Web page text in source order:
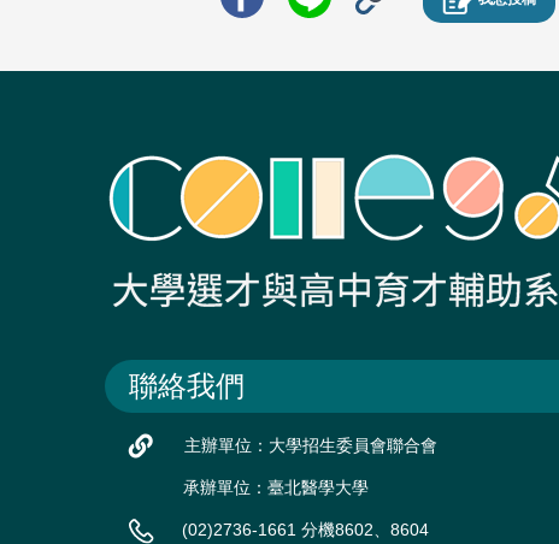
聯絡我們
主辦單位：大學招生委員會聯合會
承辦單位：臺北醫學大學
(02)2736-1661 分機8602、8604